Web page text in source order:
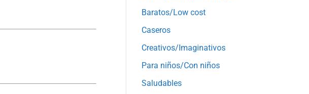
Baratos/Low cost
Caseros
Creativos/Imaginativos
Para niños/Con niños
Saludables